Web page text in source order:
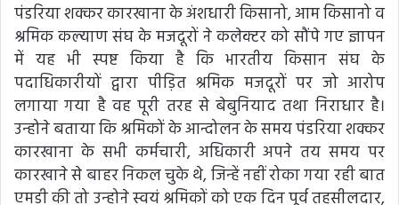
पंडरिया शक्कर कारखाना के अंशधारी किसानो, आम किसानो व
श्रमिक कल्याण संघ के मजदूरों ने कलेक्टर को सौंपे गए ज्ञापन
में यह भी स्पष्ट किया है कि भारतीय किसान संघ के
पदाधिकारीयों द्वारा पीड़ित श्रमिक मजदूरों पर जो आरोप
लगाया गया है वह पूरी तरह से बेबुनियाद तथा निराधार है।
उन्होने बताया कि श्रमिकों के आन्दोलन के समय पंडरिया शक्कर
कारखाना के सभी कर्मचारी, अधिकारी अपने तय समय पर
कारखाने से बाहर निकल चुके थे, जिन्हें नहीं रोका गया रही बात
एमडी की तो उन्होने स्वयं श्रमिकों को एक दिन पूर्व तहसीलदार,